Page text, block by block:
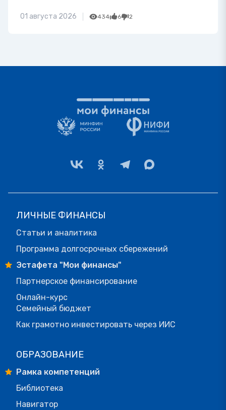
01 августа 2026 434 6 2
ЛИЧНЫЕ ФИНАНСЫ
Статьи и аналитика
Программа долгосрочных сбережений
Эстафета "Мои финансы"
Партнерское финансирование
Онлайн-курс
Семейный бюджет
Как грамотно инвестировать через ИИС
ОБРАЗОВАНИЕ
Рамка компетенций
Библиотека
Навигатор